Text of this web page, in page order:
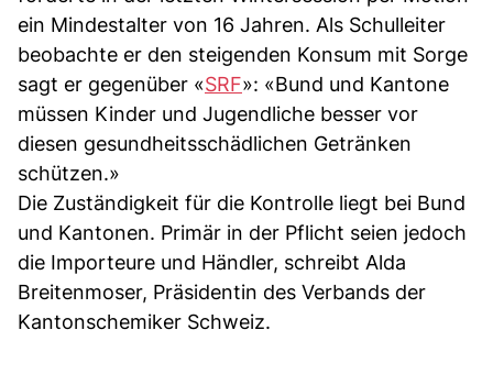
ein Mindestalter von 16 Jahren. Als Schulleiter
beobachte er den steigenden Konsum mit Sorge
sagt er gegenüber «SRF»: «Bund und Kantone
müssen Kinder und Jugendliche besser vor
diesen gesundheitsschädlichen Getränken
schützen.»
Die Zuständigkeit für die Kontrolle liegt bei Bund
und Kantonen. Primär in der Pflicht seien jedoch
die Importeure und Händler, schreibt Alda
Breitenmoser, Präsidentin des Verbands der
Kantonschemiker Schweiz.